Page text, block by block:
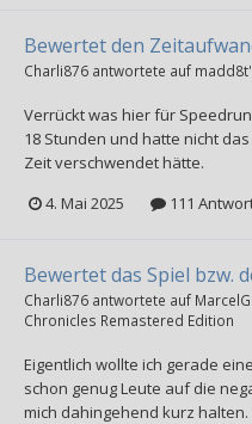
Bewertet den
Charli876 antwortete auf madd8t
Verrückt was hier für
18 Stunden und hatte nicht
Zeit verschwendet hätte.
4. Mai 2025
111
Bewertet das Spiel bzw.
Charli876 antwortete auf
Chronicles Remastered Edition
Eigentlich wollte ich gerade
schon genug Leute auf die
mich dahingehend kurz halten.